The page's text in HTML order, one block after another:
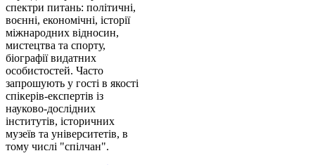
спектри питань: політичні,
воєнні, економічні, історії
міжнародних відносин,
мистецтва та спорту,
біографії видатних
особистостей. Часто
запрошують у гості в якості
спікерів-експертів із
науково-дослідних
інститутів, історичних
музеїв та університетів, в
тому числі "спілчан".